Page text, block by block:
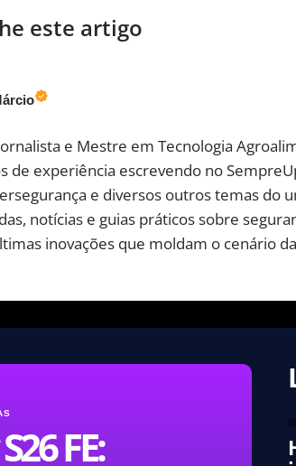
este artigo
e Mestre em Tecnologia
de experiência escrevendo no
e diversos outros temas do
notícias e guias práticos sobre
inovações que moldam o cenário
FE: